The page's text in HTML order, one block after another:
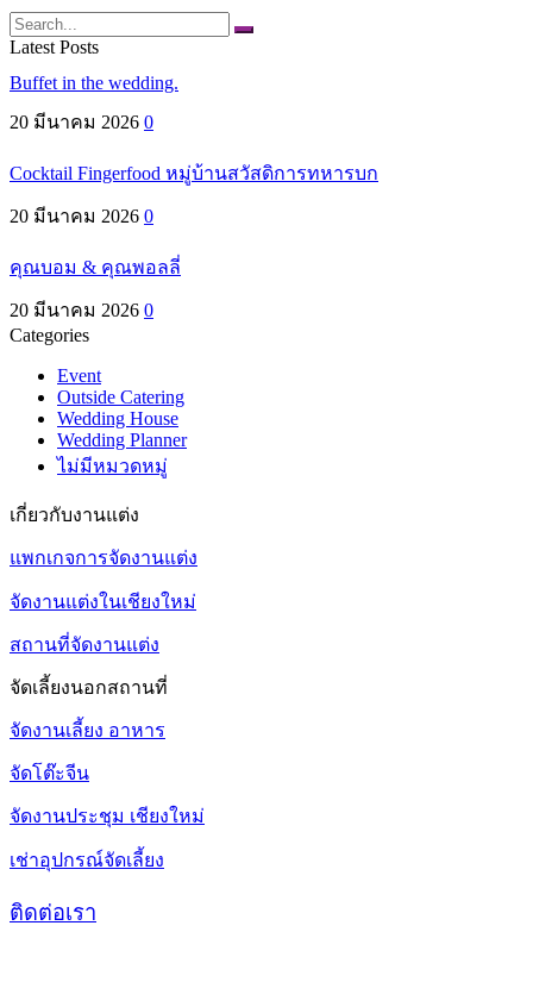
Search
Latest Posts
Buffet in the wedding.
20 มีนาคม 2026 0
Cocktail Fingerfood หมู่บ้านสวัสดิการทหารบก
20 มีนาคม 2026 0
คุณบอม & คุณพอลลี่
20 มีนาคม 2026 0
Categories
Event
Outside Catering
Wedding House
Wedding Planner
ไม่มีหมวดหมู่
เกี่ยวกับงานแต่ง
แพกเกจการจัดงานแต่ง
จัดงานแต่งในเชียงใหม่
สถานที่จัดงานแต่ง
จัดเลี้ยงนอกสถานที่
จัดงานเลี้ยง อาหาร
จัดโต๊ะจีน
จัดงานประชุม เชียงใหม่
เช่าอุปกรณ์จัดเลี้ยง
ติดต่อเรา